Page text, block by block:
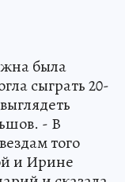
была
сыграть 20-
- В
того
и Ирине